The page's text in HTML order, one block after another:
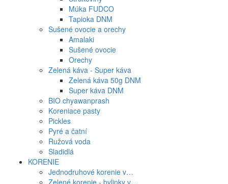
Múka FUDCO
Tapioka DNM
Sušené ovocie a orechy
Amalaki
Sušené ovocie
Orechy
Zelená káva - Super káva
Zelená káva 50g DNM
Super káva DNM
BIO chyawanprash
Koreniace pasty
Pickles
Pyré a čatní
Ružová voda
Sladidlá
KORENIE
Jednodruhové korenie v…